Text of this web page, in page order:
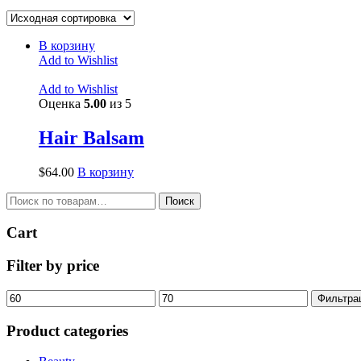
В корзину
Add to Wishlist
Add to Wishlist
Оценка 5.00 из 5
Hair Balsam
$64.00 В корзину
Искать:
Поиск
Cart
Filter by price
Минимальная
цена
Максимальная
цена
Product categories